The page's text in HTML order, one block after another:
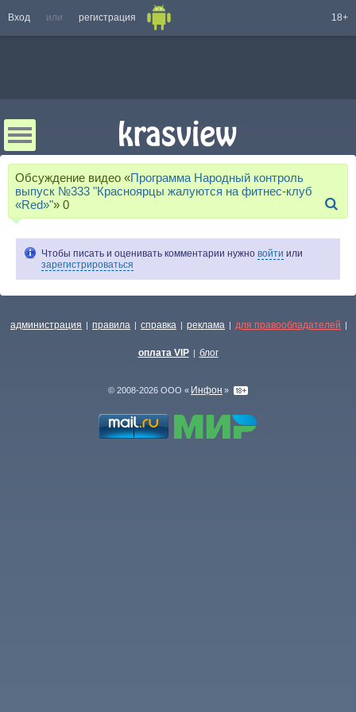
Вход или регистрация 18+
Обсуждение видео «Программа Народный контроль
выпуск №333 "Красноярцы жалуются на фитнес-клуб
«Red»"» 0
Чтобы писать и оценивать комментарии нужно войти или
зарегистрироваться
администрация | правила | справка | реклама | для правообладателей |
оплата VIP | блог
© 2008-2026 ООО « Инфон »